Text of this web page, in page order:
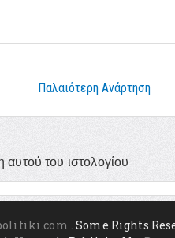
Παλαιότερη Ανάρτηση
του ιστολογίου
. Some Rights